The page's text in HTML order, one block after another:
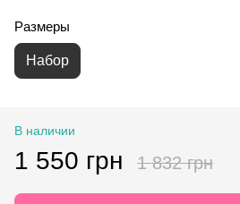
Размеры
Набор
В наличии
1 550 грн 1 832 грн